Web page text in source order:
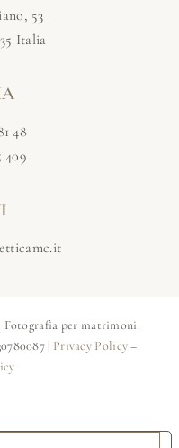
53
Italia
48
409
Fotografia per matrimoni.
| Privacy Policy–